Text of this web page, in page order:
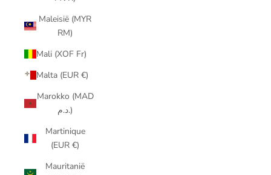
Maleisië (MYR
RM)
Mali (XOF Fr)
Malta (EUR €)
Marokko (MAD
د.م.)
Martinique
(EUR €)
Mauritanië